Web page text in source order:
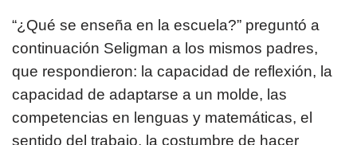
“¿Qué se enseña en la escuela?” preguntó a
continuación Seligman a los mismos padres,
que respondieron: la capacidad de reflexión, la
capacidad de adaptarse a un molde, las
competencias en lenguas y matemáticas, el
sentido del trabajo, la costumbre de hacer